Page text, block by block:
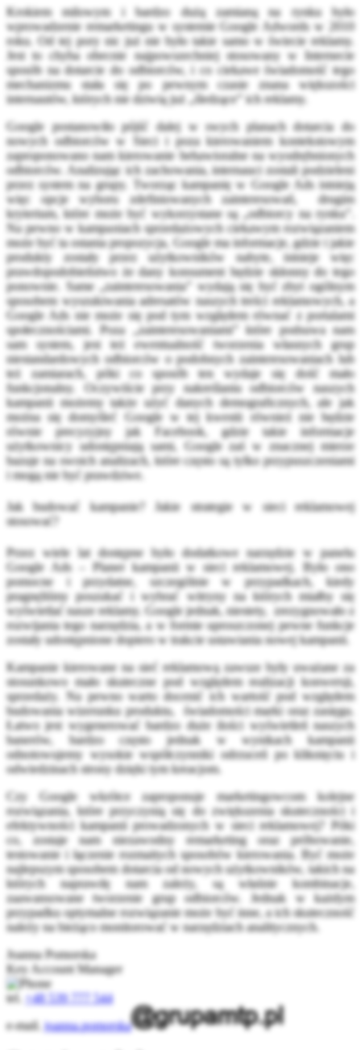
Krokiem milowym i bardzo dużą zamianą na rynku było
wprowadzenie remarketingu w systemie Google Adwords w 2010
roku. Od tej pory nic już nie było takie samo w świecie reklamy.
Jest to chyba obecnie najpowszechniej stosowany w Internecie
sposób na dotarcie do odbiorców, i co ciekawe świadomość tego
mechanizmu stała się po pewnym czasie znana większości
internautów, których nie dziwią już „śledzące” ich reklamy.
Google postanowiło pójść dalej w swych planach dotarcia do
nowych odbiorców w Sieci i poza kierowaniem kontekstowym
zaproponowano nam kierowanie behawioralne na wyodrębnionych
odbiorców. Analizując ich zachowania, internauci zostali podzieleni
przez system na grupy. Tworząc kampanię w Google Ads istnieją
więc opcje wyboru zdefiniowanych zainteresowań, drugim
kryterium, które może być wykorzystane są „odbiorcy na rynku”.
Na pewno w kampaniach sprzedażowych ciekawym rozwiązaniem
może być ta ostania propozycja, Google ma informacje, gdzie i jakie
produkty zostały przez użytkowników nabyte, istnieje więc
prawdopodobieństwo że dany konsument będzie skłonny do tego
ponownie. Same „zainteresowania” wydają się być zbyt ogólnym
sposobem wyszukiwania adresatów naszych treści reklamowych, a
Google Ads nie może się pod tym względem równać z portalami
społecznościami. Poza „zainteresowaniami” które podsuwa nam
sam system, jest też ewentualność tworzenia własnych grup
niestandardowych odbiorców o podobnych zainteresowaniach lub
też zamiarach, póki co sposób ten wydaje się dość mało
funkcjonalny. Oczywiście przy nakreślaniu odbiorców naszych
kampanii możemy także użyć danych demograficznych, ale jak
można się domyśleć Google w tej kwestii również nie będzie
równie precyzyjny jak Facebook, gdzie takie informacje
użytkownicy udostępniają sami, Google zaś w znacznej mierze
bazuje na swoich analizach, które często są tylko przypuszczeniami
i mogą nie być prawdziwe.
Jak budować kampanie? Jakie strategie w sieci reklamowej
stosować?
Przez wiele lat dostępne było dodatkowe narzędzie w panelu
Google Ads – Planer kampanii w sieci reklamowej. Było ono
pomocne i przydatne, szczególnie w przypadkach, kiedy
pragnęliśmy poszukać i wybrać witryny na których miałby się
wyświetlać nasze reklamy. Google jednak, niestety, zrezygnowało z
rozwijania tego narzędzia, a w formie uproszczonej pewne funkcje
zostały udostępnione dopiero w trakcie ustawiania nowej kampanii.
Kampanie kierowane na sieć reklamową zawsze były uważane za
stosunkowo mało skuteczne pod względem realizacji konwersji,
sprzedaży. Na pewno warto docenić ich wartość pod względem
budowania wizerunku produktu, świadomości marki oraz zasięgu.
Łatwo jest wygenerować bardzo duże ilości wyświetleń naszych
banerów, bardzo często jednak w wynikach kampanii
odnotowujemy wysokie współczynniki odrzuceń po kliknięciu i
odwiedzinach strony dzięki tym kreacjom.
Czy Google wkrótce zaproponuje marketingowcom kolejne
rozwiązania, które przyczynią się do zwiększenia skuteczności i
efektywności kampanii prowadzonych w sieci reklamowej? Póki
co, zostaje nam niezawodny remarketing oraz próbowanie,
testowanie i łączenie rozmaitych sposobów kierowania. Być może
najlepszym sposobem dotarcia od nowych użytkowników, takich na
których naprawdę nam zależy, są właśnie kombinacje,
zaawansowane tworzenie grup odbiorców. Jednak w każdym
przypadku optymalne rozwiązanie może być inne, a ich skuteczność
należy na bieżąco monitorować w narzędziach analitycznych.
Joanna Pomorska
Key Account Manager
tel.
+48 539 777 544
e-mail.joanna.pomorska